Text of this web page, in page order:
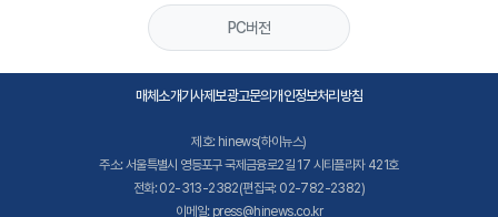
PC버전
매체소개기사제보광고문의개인정보처리방침
제호: hinews(하이뉴스)
주소: 서울특별시 영등포구 국제금융로2길 17 시티플라자 421호
전화: 02-313-2382(편집국: 02-782-2382)
이메일: press@hinews.co.kr